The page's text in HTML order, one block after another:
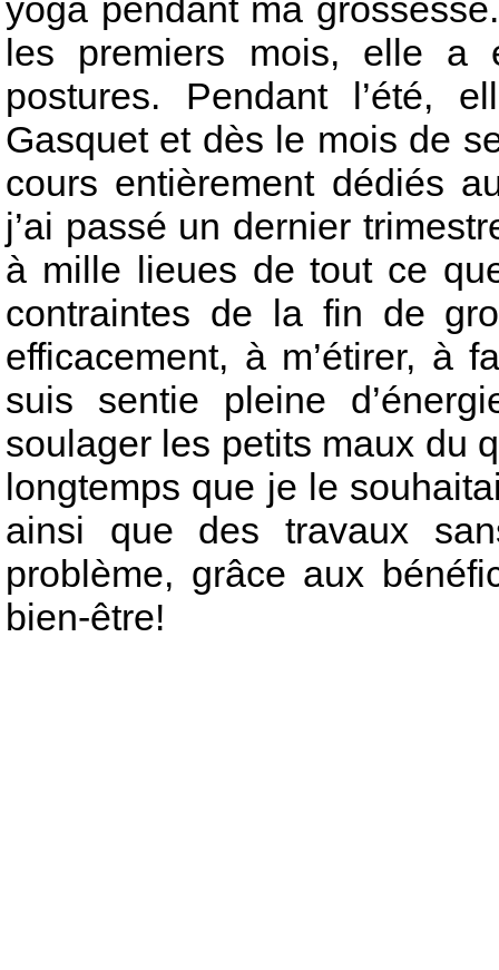
yoga pendant ma
les premiers mois, elle a
postures. Pendant l’été,
Gasquet et dès le mois de
cours entièrement dédiés
j’ai passé un dernier
à mille lieues de tout ce
contraintes de la fin de
efficacement, à m’étirer, à
suis sentie pleine
soulager les petits maux du
longtemps que je le
ainsi que des travaux
problème, grâce aux
bien-être!